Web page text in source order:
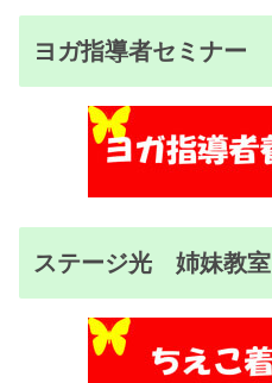
ヨガ指導者セミナー
ステージ光 姉妹教室